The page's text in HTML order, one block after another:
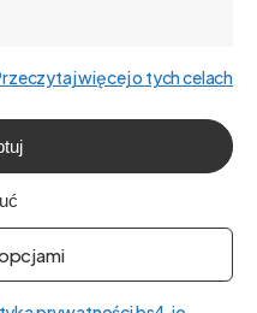
więcej o tych celach
(EU)